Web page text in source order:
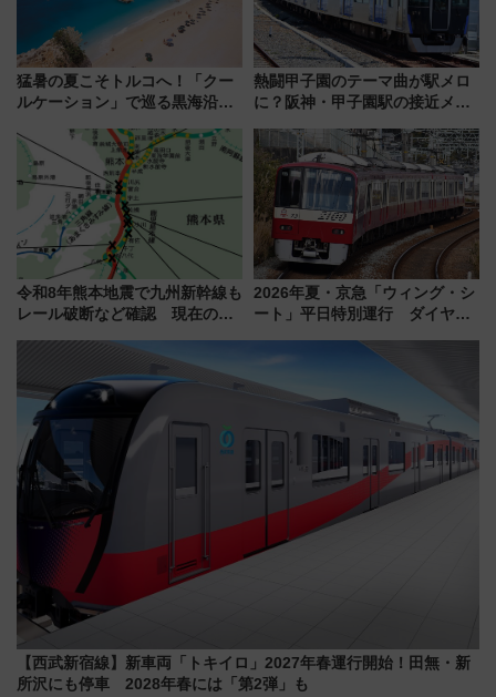
猛暑の夏こそトルコへ！「クー
ルケーション」で巡る黒海沿岸
連検索数が前年比237％増、ナ
ショジオも認める『2026年に訪
れるべき世界の旅先』
熱闘甲子園のテーマ曲が駅メロ
に？阪神・甲子園駅の接近メロ
谷実アレンジの特別仕様へ、8月
5日始発から
令和8年熊本地震で九州新幹線も
レール破断など確認 現在の運
2026年夏・京急「ウィング・シ
ート」平日特別運行 ダイヤ・
三浦海岸を堪能できるお出かけ
【西武新宿線】新車両「トキイロ」2027年春運行開始！田無・新
所沢にも停車 2028年春には「第2弾」も